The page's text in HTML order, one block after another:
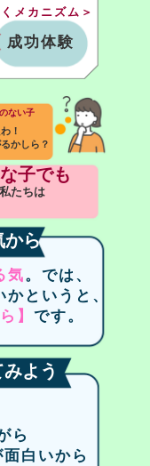
メカニズム＞
成功体験
ない子
！
かしら？
子でも
たちは
から
気。では、
というと、
】 です。
よう
ら
白いから